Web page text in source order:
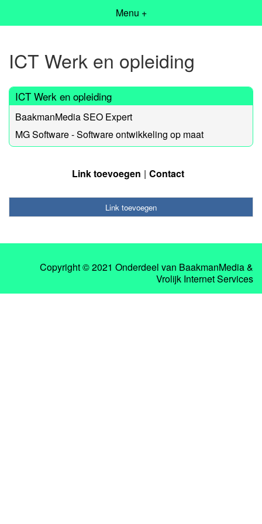
Menu +
ICT Werk en opleiding
ICT Werk en opleiding
BaakmanMedia SEO Expert
MG Software - Software ontwikkeling op maat
Link toevoegen Contact
Link toevoegen
Copyright © 2021 Onderdeel van BaakmanMedia&
Vrolijk Internet Services